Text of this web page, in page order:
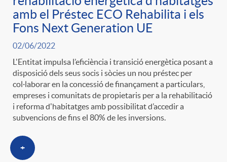
amb el Préstec ECO Rehabilita i els
Fons Next Generation UE
02/06/2022
L'Entitat impulsa l’eficiència i transició energètica posant a
disposició dels seus socis i sòcies un nou préstec per
col·laborar en la concessió de finançament a particulars,
empreses i comunitats de propietaris per a la rehabilitació
i reforma d'habitatges amb possibilitat d’accedir a
subvencions de fins el 80% de les inversions.
+